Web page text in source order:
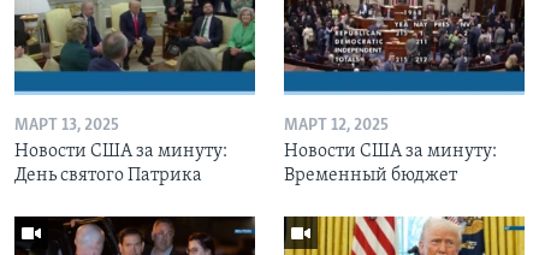
МАРТ 13, 2025
Новости США за минуту:
День святого Патрика
МАРТ 12, 2025
Новости США за минуту:
Временный бюджет